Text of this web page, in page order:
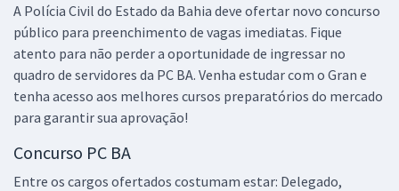
Treinamento Intensivo para PC BA - Escrivão de Polícia Civil (Pós-
Edital)
R$ 239,92à vista
ou 12x de R$19,99
Economize R$ 59,98 (-20%)
A Polícia Civil do Estado da Bahia deve ofertar novo concurso
público para preenchimento de vagas imediatas. Fique
atento para não perder a oportunidade de ingressar no
quadro de servidores da PC BA. Venha estudar com o Gran e
tenha acesso aos melhores cursos preparatórios do mercado
para garantir sua aprovação!
Concurso PC BA
Entre os cargos ofertados costumam estar: Delegado,